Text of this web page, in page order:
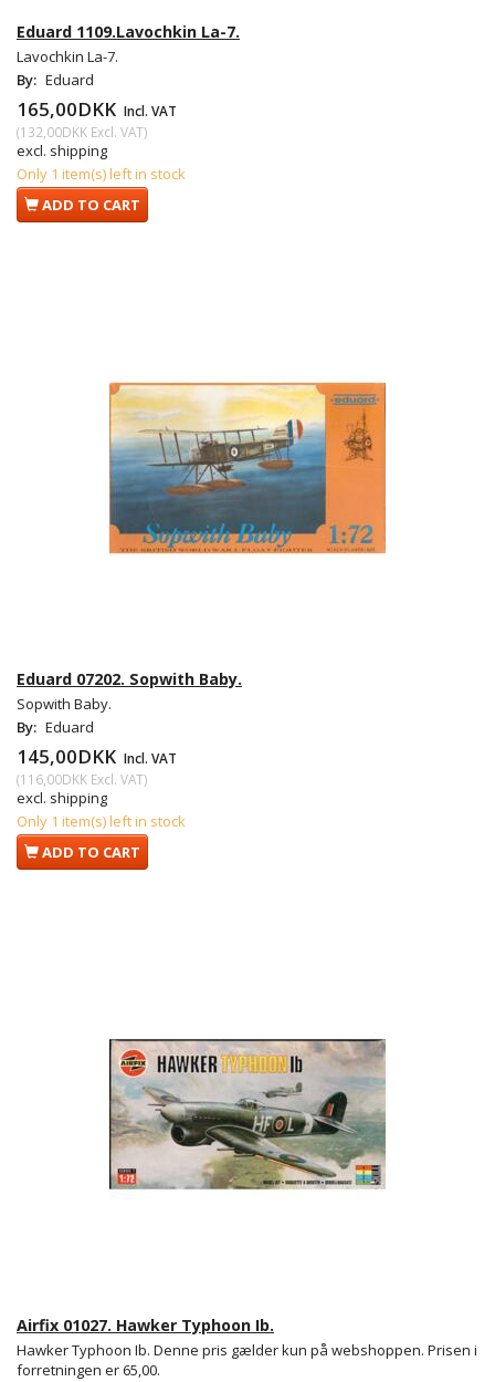
Eduard 1109.Lavochkin La-7.
Lavochkin La-7.
By: Eduard
165,00DKK Incl. VAT
(132,00DKK Excl. VAT)
excl. shipping
Only 1 item(s) left in stock
ADD TO CART
Eduard 07202. Sopwith Baby.
Sopwith Baby.
By: Eduard
145,00DKK Incl. VAT
(116,00DKK Excl. VAT)
excl. shipping
Only 1 item(s) left in stock
ADD TO CART
Airfix 01027. Hawker Typhoon Ib.
Hawker Typhoon Ib. Denne pris gælder kun på webshoppen. Prisen i
forretningen er 65,00.